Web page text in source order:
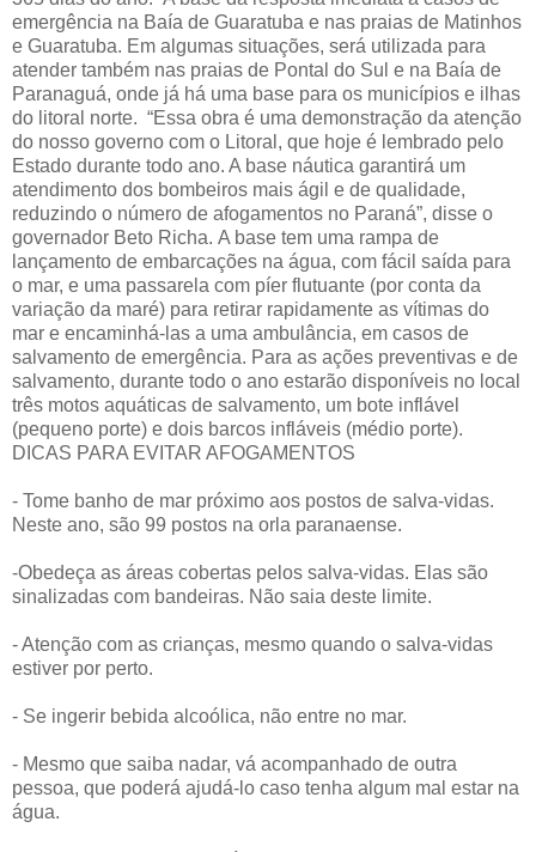
emergência na Baía de Guaratuba e nas praias de Matinhos
e Guaratuba. Em algumas situações, será utilizada para
atender também nas praias de Pontal do Sul e na Baía de
Paranaguá, onde já há uma base para os municípios e ilhas
do litoral norte. “Essa obra é uma demonstração da atenção
do nosso governo com o Litoral, que hoje é lembrado pelo
Estado durante todo ano. A base náutica garantirá um
atendimento dos bombeiros mais ágil e de qualidade,
reduzindo o número de afogamentos no Paraná”, disse o
governador Beto Richa. A base tem uma rampa de
lançamento de embarcações na água, com fácil saída para
o mar, e uma passarela com píer flutuante (por conta da
variação da maré) para retirar rapidamente as vítimas do
mar e encaminhá-las a uma ambulância, em casos de
salvamento de emergência. Para as ações preventivas e de
salvamento, durante todo o ano estarão disponíveis no local
três motos aquáticas de salvamento, um bote inflável
(pequeno porte) e dois barcos infláveis (médio porte).
DICAS PARA EVITAR AFOGAMENTOS
- Tome banho de mar próximo aos postos de salva-vidas.
Neste ano, são 99 postos na orla paranaense.
-Obedeça as áreas cobertas pelos salva-vidas. Elas são
sinalizadas com bandeiras. Não saia deste limite.
- Atenção com as crianças, mesmo quando o salva-vidas
estiver por perto.
- Se ingerir bebida alcoólica, não entre no mar.
- Mesmo que saiba nadar, vá acompanhado de outra
pessoa, que poderá ajudá-lo caso tenha algum mal estar na
água.